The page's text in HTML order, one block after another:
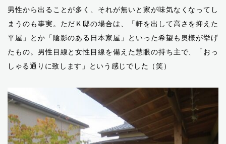
男性から出ることが多く、それが無いと家が味気なくなってし
まうのも事実。ただＫ邸の場合は、「軒を出して高さを抑えた
平屋」とか「陰影のある日本家屋」といった希望も奥様が挙げ
たもの。男性目線と女性目線を備えた慧眼の持ち主で、「おっ
しゃる通りに致します」という感じでした（笑）